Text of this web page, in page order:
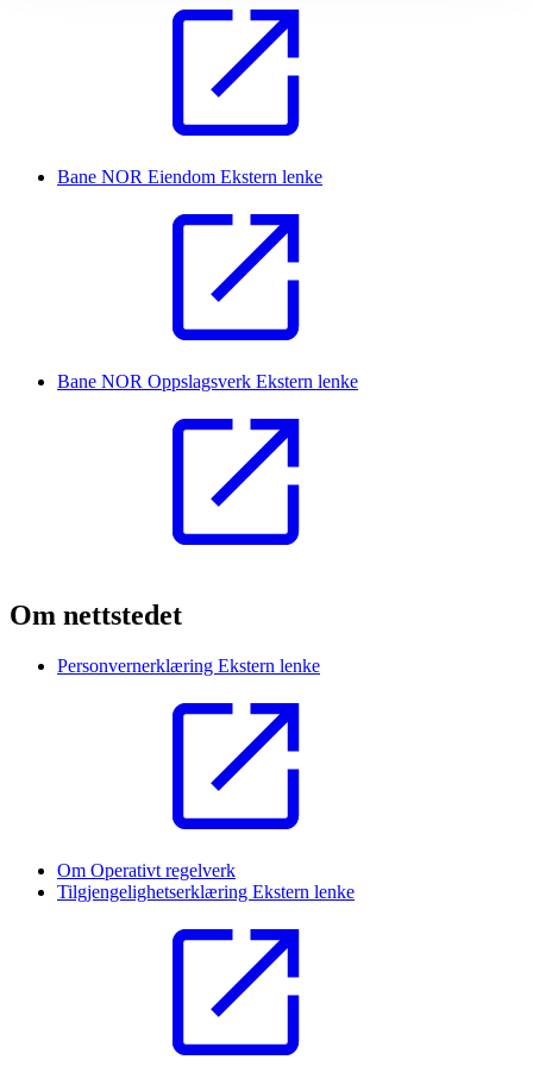
Bane NOR Eiendom Ekstern lenke
Bane NOR Oppslagsverk Ekstern lenke
Om nettstedet
Personvernerklæring Ekstern lenke
Om Operativt regelverk
Tilgjengelighetserklæring Ekstern lenke